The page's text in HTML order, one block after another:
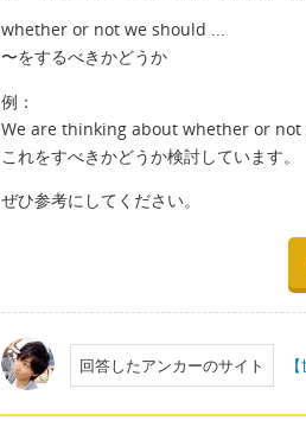
whether or not we should ...
〜をするべきかどうか
例：
We are thinking about whether or not
これをすべきかどうか検討しています。
ぜひ参考にしてください。
回答したアンカーのサイト